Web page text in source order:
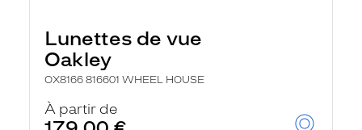
Lunettes de vue
Oakley
OX8166 816601 WHEEL HOUSE
À partir de